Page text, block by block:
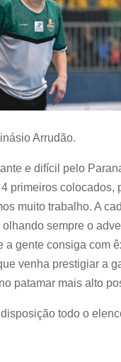
Arrudão.
e difícil pelo
primeiros
muito trabalho. A
sempre o
a gente consiga com
venha prestigiar a
patamar mais alto
todo o